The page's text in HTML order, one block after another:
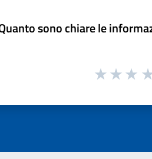
sono chiare le